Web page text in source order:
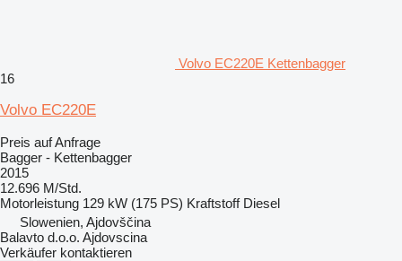
Volvo EC220E Kettenbagger
16
Volvo EC220E
Preis auf Anfrage
Bagger - Kettenbagger
2015
12.696 M/Std.
Motorleistung 129 kW (175 PS) Kraftstoff Diesel
Slowenien, Ajdovščina
Balavto d.o.o. Ajdovscina
Verkäufer kontaktieren